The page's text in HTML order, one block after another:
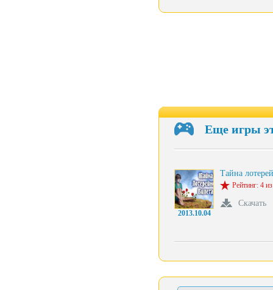
Еще игры
2013.10.04
Тайна
Рейтинг: 4
Скачать